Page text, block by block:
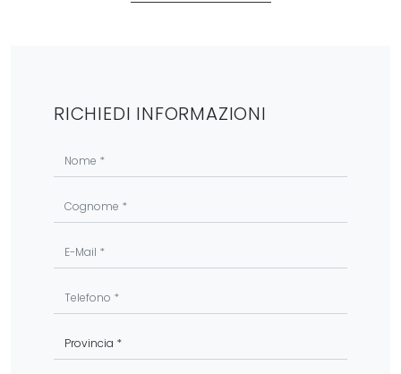
RICHIEDI INFORMAZIONI